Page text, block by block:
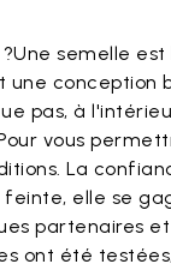
semelle
conception
pas, à
vous
La
feinte, elle se
partenaires
ont été